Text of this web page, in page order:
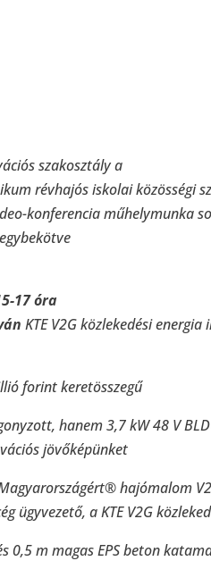
szakosztály a
révhajós iskolai közösségi
konferencia műhelymunka
17 óra
KTE V2G közlekedési
forint keretösszegű
hanem 3,7 kW 48 V
jövőképünket
hajómalom
ügyvezető, a KTE V2G
0,5 m magas EPS beton